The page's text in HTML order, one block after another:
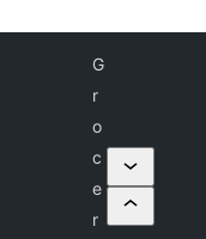
G
r
o
c
e
r